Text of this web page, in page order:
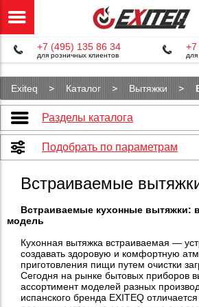
+7 (495) 135 86 34
для розничных клиентов
+7
Exiteq Каталог Вытяжки
Разделы каталога
Подобрать по параметрам
Встраиваемые
Встраиваемые кухонные
модель
Кухонная вытяжка встраиваемая —
создавать здоровую и комфортную
приготовления пищи путем очистки
Сегодня на рынке бытовых приборов
ассортимент моделей разных
испанского бренда EXITEQ